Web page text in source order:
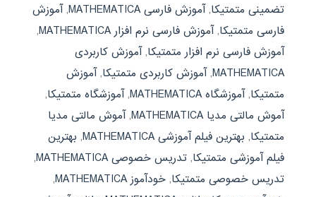
تضمینی متمتیکا,آموزش فارسی MATHEMATICA ,آموزش
فارسی متمتیکا,آموزش فارسی نرم افزار MATHEMATICA
,
آموزش فارسی نرم افزار متمتیکا,آموزش کاربردی
MATHEMATICA
,آموزش کاربردی متمتیکا,آموزش
متمتیکا,آموزشگاه MATHEMATICA ,آموزشگاه متمتیکا,
آموش مالتی مدیا MATHEMATICA
,آموش مالتی مدیا
متمتیکا, بهترین فیلم آموزشی MATHEMATICA , بهترین
فیلم آموزشی متمتیکا, تدریس خصوصی MATHEMATICA
,
تدریس خصوصی متمتیکا, خودآموز MATHEMATICA
,